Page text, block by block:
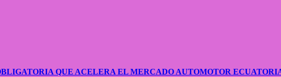
QUE ACELERA EL MERCADO AUTOMOTOR